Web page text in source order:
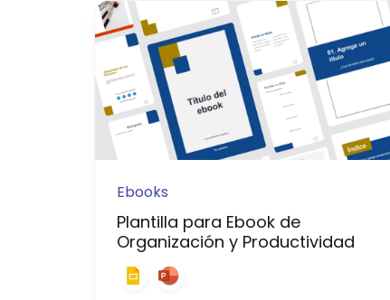
Ebooks
Plantilla para Ebook de
Organización y Productividad